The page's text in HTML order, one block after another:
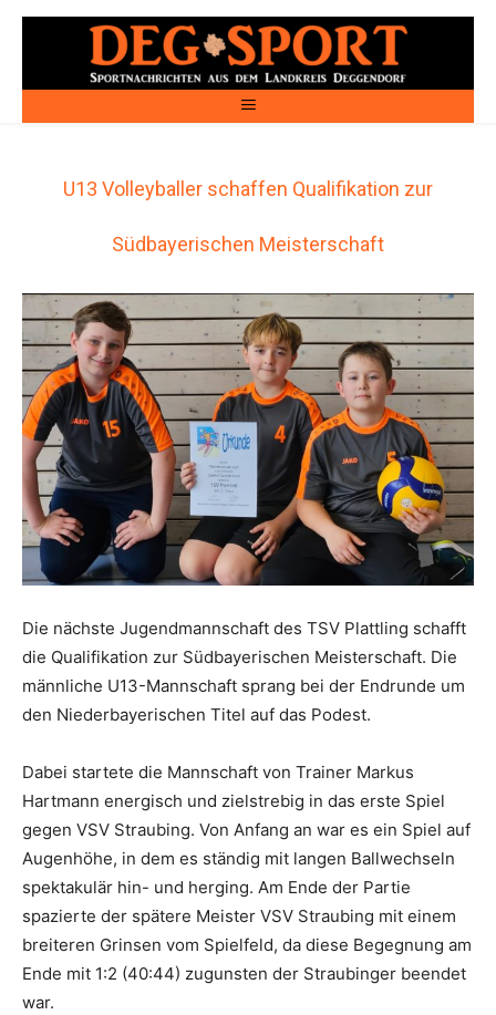
U13 Volleyballer schaffen Qualifikation zur
Südbayerischen Meisterschaft
Die nächste Jugendmannschaft des TSV Plattling schafft
die Qualifikation zur Südbayerischen Meisterschaft. Die
männliche U13-Mannschaft sprang bei der Endrunde um
den Niederbayerischen Titel auf das Podest.
Dabei startete die Mannschaft von Trainer Markus
Hartmann energisch und zielstrebig in das erste Spiel
gegen VSV Straubing. Von Anfang an war es ein Spiel auf
Augenhöhe, in dem es ständig mit langen Ballwechseln
spektakulär hin- und herging. Am Ende der Partie
spazierte der spätere Meister VSV Straubing mit einem
breiteren Grinsen vom Spielfeld, da diese Begegnung am
Ende mit 1:2 (40:44) zugunsten der Straubinger beendet
war.